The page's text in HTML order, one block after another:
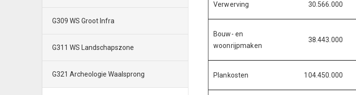
G309 WS Groot Infra
G311 WS Landschapszone
G321 Archeologie Waalsprong
Verwerving 30.566.000
Bouw- en
woonrijpmaken
38.443.000
Plankosten 104.450.000